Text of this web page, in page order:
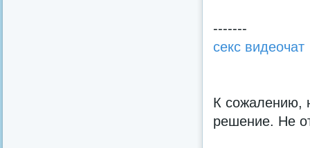
-------
секс видеочат
К сожалению,
решение. Не